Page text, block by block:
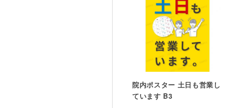
院内ポスター 土日も営業し
ています B3